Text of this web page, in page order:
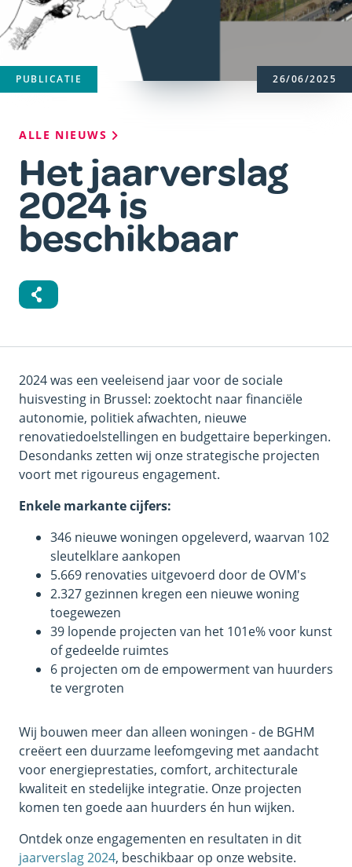
Kruimelpad
ALLE NIEUWS
Het jaarverslag
2024 is
beschikbaar
PUBLICATIE 26/06/2025
2024 was een veeleisend jaar voor de sociale
huisvesting in Brussel: zoektocht naar financiële
autonomie, politiek afwachten, nieuwe
renovatiedoelstellingen en budgettaire beperkingen.
Desondanks zetten wij onze strategische projecten
voort met rigoureus engagement.
Enkele markante cijfers:
346 nieuwe woningen opgeleverd, waarvan 102
sleutelklare aankopen
5.669 renovaties uitgevoerd door de OVM's
2.327 gezinnen kregen een nieuwe woning
toegewezen
39 lopende projecten van het 101e% voor kunst
of gedeelde ruimtes
6 projecten om de empowerment van huurders
te vergroten
Wij bouwen meer dan alleen woningen - de BGHM
creëert een duurzame leefomgeving met aandacht
voor energieprestaties, comfort, architecturale
kwaliteit en stedelijke integratie. Onze projecten
komen ten goede aan huurders én hun wijken.
Ontdek onze engagementen en resultaten in dit
jaarverslag 2024, beschikbaar op onze website.